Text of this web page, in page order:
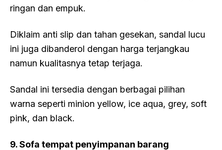
ringan dan empuk.
Diklaim anti slip dan tahan gesekan, sandal lucu
ini juga dibanderol dengan harga terjangkau
namun kualitasnya tetap terjaga.
Sandal ini tersedia dengan berbagai pilihan
warna seperti minion yellow, ice aqua, grey, soft
pink, dan black.
9. Sofa tempat penyimpanan barang